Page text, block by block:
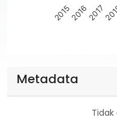
201520162017
Metadata